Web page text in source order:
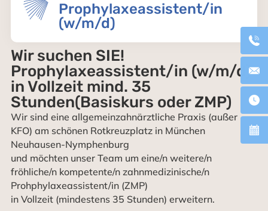
Prophylaxeassistent/in
(w/m/d)
Wir suchen SIE!
Prophylaxeassistent/in (w/m/d)
in Vollzeit mind. 35
Stunden(Basiskurs oder ZMP)
Wir sind eine allgemeinzahnärztliche Praxis (außer
KFO) am schönen Rotkreuzplatz in München
Neuhausen-Nymphenburg
und möchten unser Team um eine/n weitere/n
fröhliche/n kompetente/n zahnmedizinische/n
Prohphylaxeassistent/in (ZMP)
in Vollzeit (mindestens 35 Stunden) erweitern.